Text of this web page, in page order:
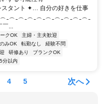
タント ✦… 自分の好きを仕事
...
クOK
主婦・主夫歓迎
みOK 転勤なし
経験不問
研修あり
ブランクOK
分以内
4 5 次へ